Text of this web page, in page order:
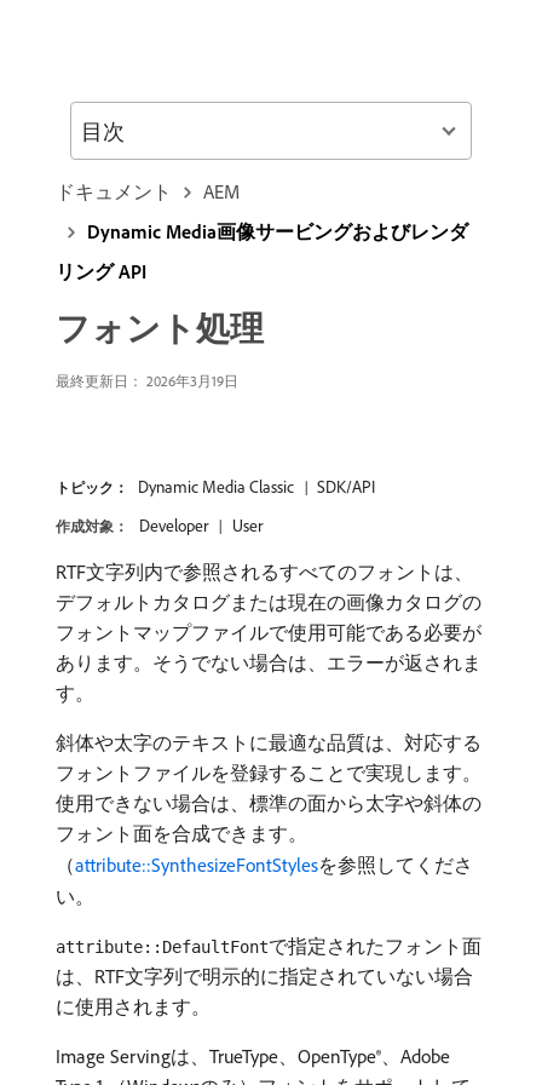
ドキュメント
AEM
Dynamic Media画像サービングおよびレンダ
リング API
フォント処理
最終更新日： 2026年3月19日
トピック： Dynamic Media Classic SDK/API
作成対象： Developer User
RTF文字列内で参照されるすべてのフォントは、
デフォルトカタログまたは現在の画像カタログの
フォントマップファイルで使用可能である必要が
あります。そうでない場合は、エラーが返されま
す。
斜体や太字のテキストに最適な品質は、対応する
フォントファイルを登録することで実現します。
使用できない場合は、標準の面から太字や斜体の
フォント面を合成できます。
（attribute::SynthesizeFontStylesを参照してくださ
い。
attribute::DefaultFontで指定されたフォント面
は、RTF文字列で明示的に指定されていない場合
に使用されます。
Image Servingは、TrueType、OpenType®、Adobe
目次